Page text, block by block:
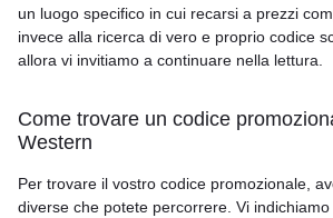
un luogo specifico in cui recarsi a prezzi
invece alla ricerca di vero e proprio codice
allora vi invitiamo a continuare nella lettura.
Come trovare un codice
Western
Per trovare il vostro codice promozionale,
diverse che potete percorrere. Vi